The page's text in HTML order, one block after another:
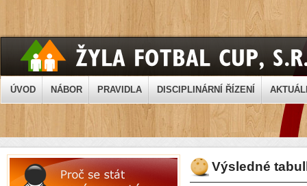
ÚVOD NÁBOR PRAVIDLA DISCIPLINÁRNÍ ŘÍZENÍ
Výsledné